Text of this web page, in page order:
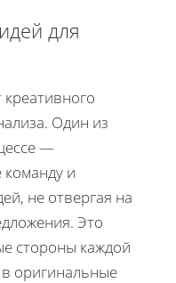
для
креативного
Один из
—
и
не отвергая на
Это
стороны каждой
оригинальные